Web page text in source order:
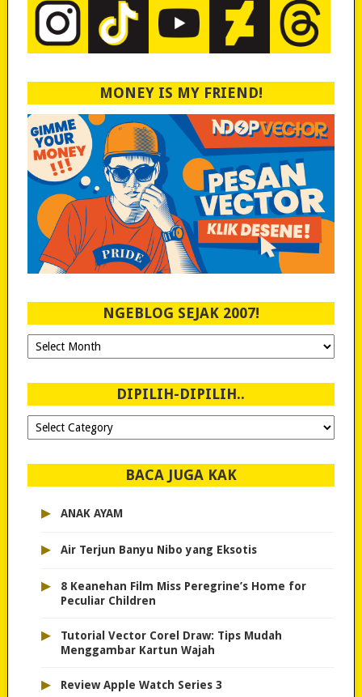
MONEY IS MY FRIEND!
NGEBLOG SEJAK 2007!
Ngeblog
Sejak
DIPILIH-DIPILIH..
Dipilih-
dipilih..
BACA JUGA KAK
▸ ANAK AYAM
▸ Air Terjun Banyu Nibo yang Eksotis
▸
8 Keanehan Film Miss Peregrine’s Home for
Peculiar Children
▸
Tutorial Vector Corel Draw: Tips Mudah
Menggambar Kartun Wajah
▸ Review Apple Watch Series 3